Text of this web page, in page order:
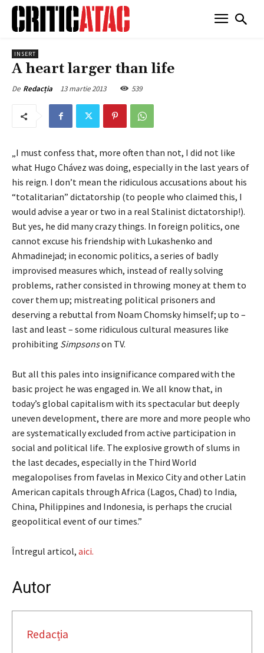
INSERT
A heart larger than life
De Redacția 13 martie 2013 539
„I must confess that, more often than not, I did not like
what Hugo Chávez was doing, especially in the last years of
his reign. I don’t mean the ridiculous accusations about his
“totalitarian” dictatorship (to people who claimed this, I
would advise a year or two in a real Stalinist dictatorship!).
But yes, he did many crazy things. In foreign politics, one
cannot excuse his friendship with Lukashenko and
Ahmadinejad; in economic politics, a series of badly
improvised measures which, instead of really solving
problems, rather consisted in throwing money at them to
cover them up; mistreating political prisoners and
deserving a rebuttal from Noam Chomsky himself; up to –
last and least – some ridiculous cultural measures like
prohibiting Simpsonson TV.
But all this pales into insignificance compared with the
basic project he was engaged in. We all know that, in
today’s global capitalism with its spectacular but deeply
uneven development, there are more and more people who
are systematically excluded from active participation in
social and political life. The explosive growth of slums in
the last decades, especially in the Third World
megalopolises from favelas in Mexico City and other Latin
American capitals through Africa (Lagos, Chad) to India,
China, Philippines and Indonesia, is perhaps the crucial
geopolitical event of our times.”
Întregul articol, aici.
Autor
Redacția